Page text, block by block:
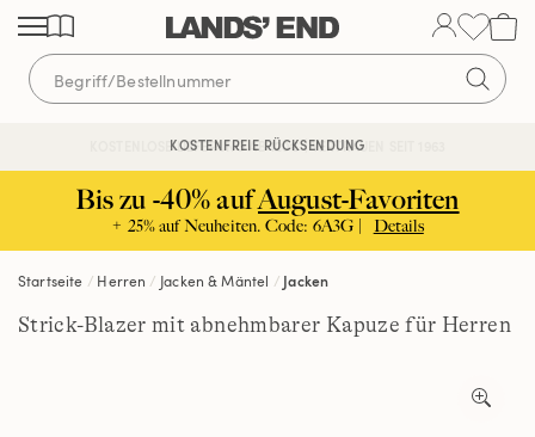
Direkt
zum
Inhalt
Direkt
zur
Navigation
Direkt
zur
Suche
KOSTENLOSE LIEFERUNG AB 120€ | VERTRAUEN SEIT 1963
KOSTENFREIE RÜCKSENDUNG
Bis zu -40% aufAugust-Favoriten
+ 25% auf Neuheiten. Code: 6A3G | Details
Startseite Herren Jacken & Mäntel Jacken
Strick-Blazer mit abnehmbarer Kapuze für Herren